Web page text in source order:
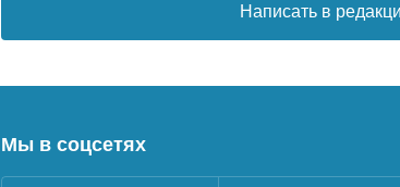
Написать в
Мы в соцсетях